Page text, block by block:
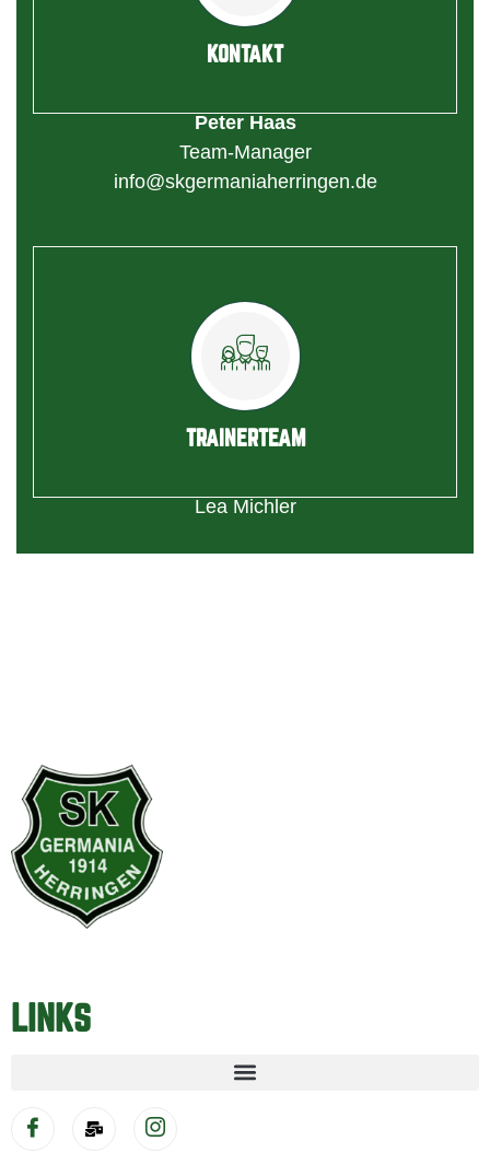
KONTAKT
Peter Haas
Team-Manager
info@skgermaniaherringen.de
TRAINERTEAM
Lea Michler
LINKS